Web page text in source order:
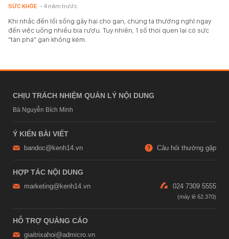
SỨC KHỎE - 4 năm trước
Khi nhắc đến lối sống gây hại cho gan, chúng ta thường nghĩ ngay
đến việc uống nhiều bia rượu. Tuy nhiên, 1 số thói quen lại có sức
“tàn phá” gan không kém.
CHỊU TRÁCH NHIỆM QUẢN LÝ NỘI DUNG
Bà Nguyễn Bích Minh
Ý KIẾN BÀI VIẾT
bandoc@kenh14.vn Câu hỏi thường gặp
HỢP TÁC NỘI DUNG
marketing@kenh14.vn 024 7309 5555
HỖ TRỢ QUẢNG CÁO
giaitrixahoi@admicro.vn